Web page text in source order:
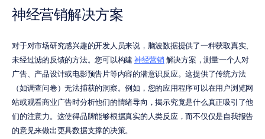
神经营销解决方案
对于对市场研究感兴趣的开发人员来说，脑波数据提供了一种获取真实、
未经过滤的反馈的方法。您可以构建 神经营销 解决方案，测量一个人对
广告、产品设计或电影预告片等内容的潜意识反应。这提供了传统方法
（如调查问卷）无法捕获的洞察。例如，您的应用程序可以在用户浏览网
站或观看商业广告时分析他们的情绪导向，揭示究竟是什么真正吸引了他
们的注意力。这使得品牌能够根据真实的人类反应，而不仅仅是自我报告
的意见来做出更具数据支撑的决策。